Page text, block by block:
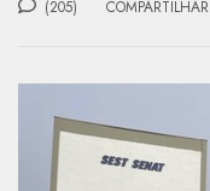
(205) COMPARTILHAR